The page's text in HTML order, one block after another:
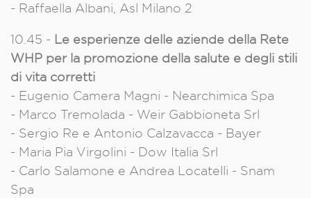
- Raffaella Albani, Asl Milano 2
10.45 - Le esperienze delle aziende della Rete
WHP per la promozione della salute e degli stili
di vita corretti
- Eugenio Camera Magni - Nearchimica Spa
- Marco Tremolada - Weir Gabbioneta Srl
- Sergio Re e Antonio Calzavacca - Bayer
- Maria Pia Virgolini - Dow Italia Srl
- Carlo Salamone e Andrea Locatelli - Snam
Spa